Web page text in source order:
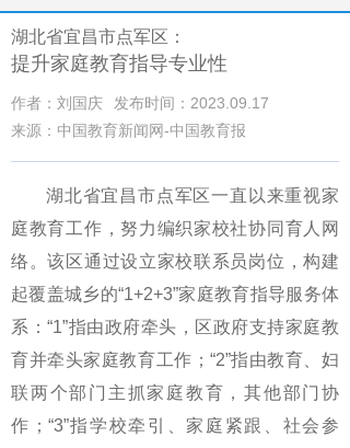
湖北省宜昌市点军区：
提升家庭教育指导专业性
作者：刘国庆
发布时间：2023.09.17
来源：中国教育新闻网-中国教育报
湖北省宜昌市点军区一直以来重视家
庭教育工作，努力编织家校社协同育人网
络。该区通过设立家校联系员岗位，构建
起覆盖城乡的“1+2+3”家庭教育指导服务体
系：“1”指由政府牵头，区政府支持家庭教
育并牵头家庭教育工作；“2”指由教育、妇
联两个部门主抓家庭教育，其他部门协
作；“3”指学校牵引、家庭紧跟、社会参